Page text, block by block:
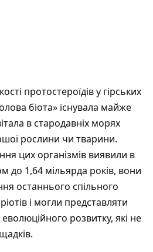
протостероїдів у гірських
біота» існувала майже
в стародавніх морях
рослини чи тварини.
цих організмів виявили в
до 1,64 мільярда років, вони
останнього спільного
і могли представляти
еволюційного розвитку, які не